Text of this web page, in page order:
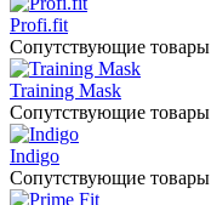
Profi.fit
Сопутствующие товары
Training Mask
Сопутствующие товары
Indigo
Сопутствующие товары